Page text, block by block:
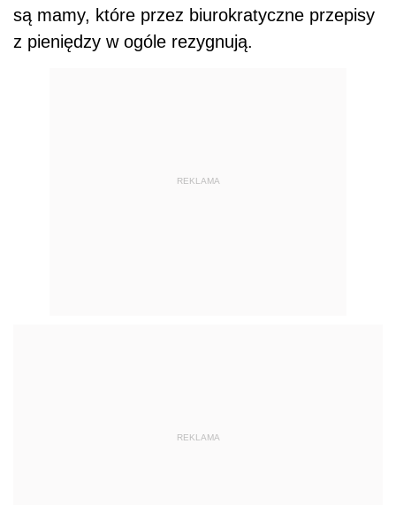
są mamy, które przez biurokratyczne przepisy
z pieniędzy w ogóle rezygnują.
REKLAMA
REKLAMA